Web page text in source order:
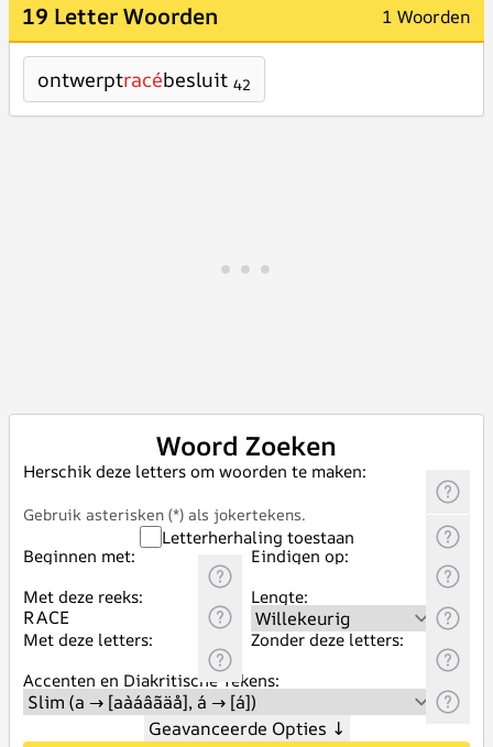
19 Letter Woorden 1 Woorden
ontwerptracébesluit 42
Woord Zoeken
Herschik deze letters om woorden te maken:
Gebruik asterisken (*) als jokertekens.
Letterherhaling toestaan
Beginnen met:
Eindigen op:
Met deze reeks:
Lengte:
Met deze letters:
Zonder deze letters:
Accenten en Diakritische Tekens:
Geavanceerde Opties ↓